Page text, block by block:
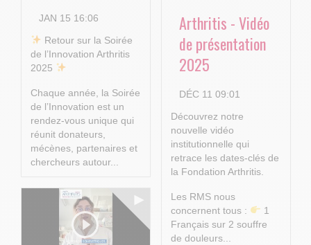
JAN 15 16:06
​ Retour sur la Soirée
de l’Innovation Arthritis
2025
Chaque année, la Soirée
de l’Innovation est un
rendez-vous unique qui
réunit donateurs,
mécènes, partenaires et
chercheurs autour...
Arthritis - Vidéo
de présentation
2025
DÉC 11 09:01
Découvrez notre
nouvelle vidéo
institutionnelle qui
retrace les dates-clés de
la Fondation Arthritis.
Les RMS nous
concernent tous :
1
Français sur 2 souffre
de douleurs...